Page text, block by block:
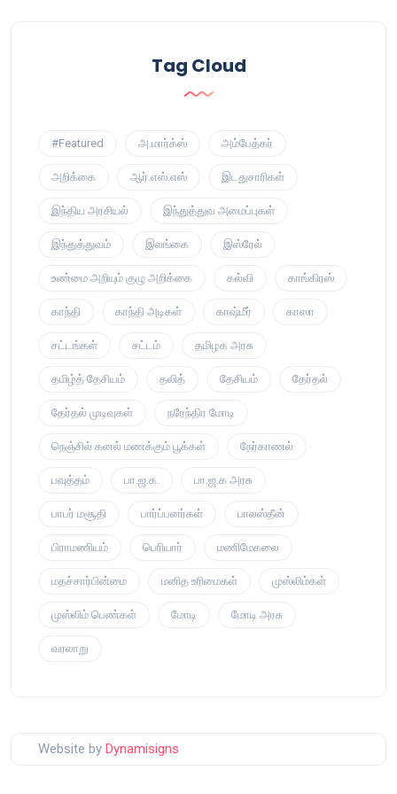
Tag Cloud
#Featured அ.மார்க்ஸ் அம்பேத்கர்
அறிக்கை ஆர்.எஸ்.எஸ் இடதுசாரிகள்
இந்திய அரசியல் இந்துத்துவ அமைப்புகள்
இந்துத்துவம் இலங்கை இஸ்ரேல்
உண்மை அறியும் குழு அறிக்கை கல்வி காங்கிரஸ்
காந்தி காந்தி அடிகள் காஷ்மீர் காஸா
சட்டங்கள் சட்டம் தமிழக அரசு
தமிழ்த் தேசியம் தலித் தேசியம் தேர்தல்
தேர்தல் முடிவுகள் நரேந்திர மோடி
நெஞ்சில் கனல் மணக்கும் பூக்கள் நேர்காணல்
பவுத்தம் பா.ஜ.க. பா.ஜ.க அரசு
பாபர் மசூதி பார்ப்பனர்கள் பாலஸ்தீன்
பிராமணியம் பெரியார் மணிமேகலை
மதச்சார்பின்மை மனித உரிமைகள் முஸ்லிம்கள்
முஸ்லிம் பெண்கள் மோடி மோடி அரசு
வரலாறு
Website by Dynamisigns